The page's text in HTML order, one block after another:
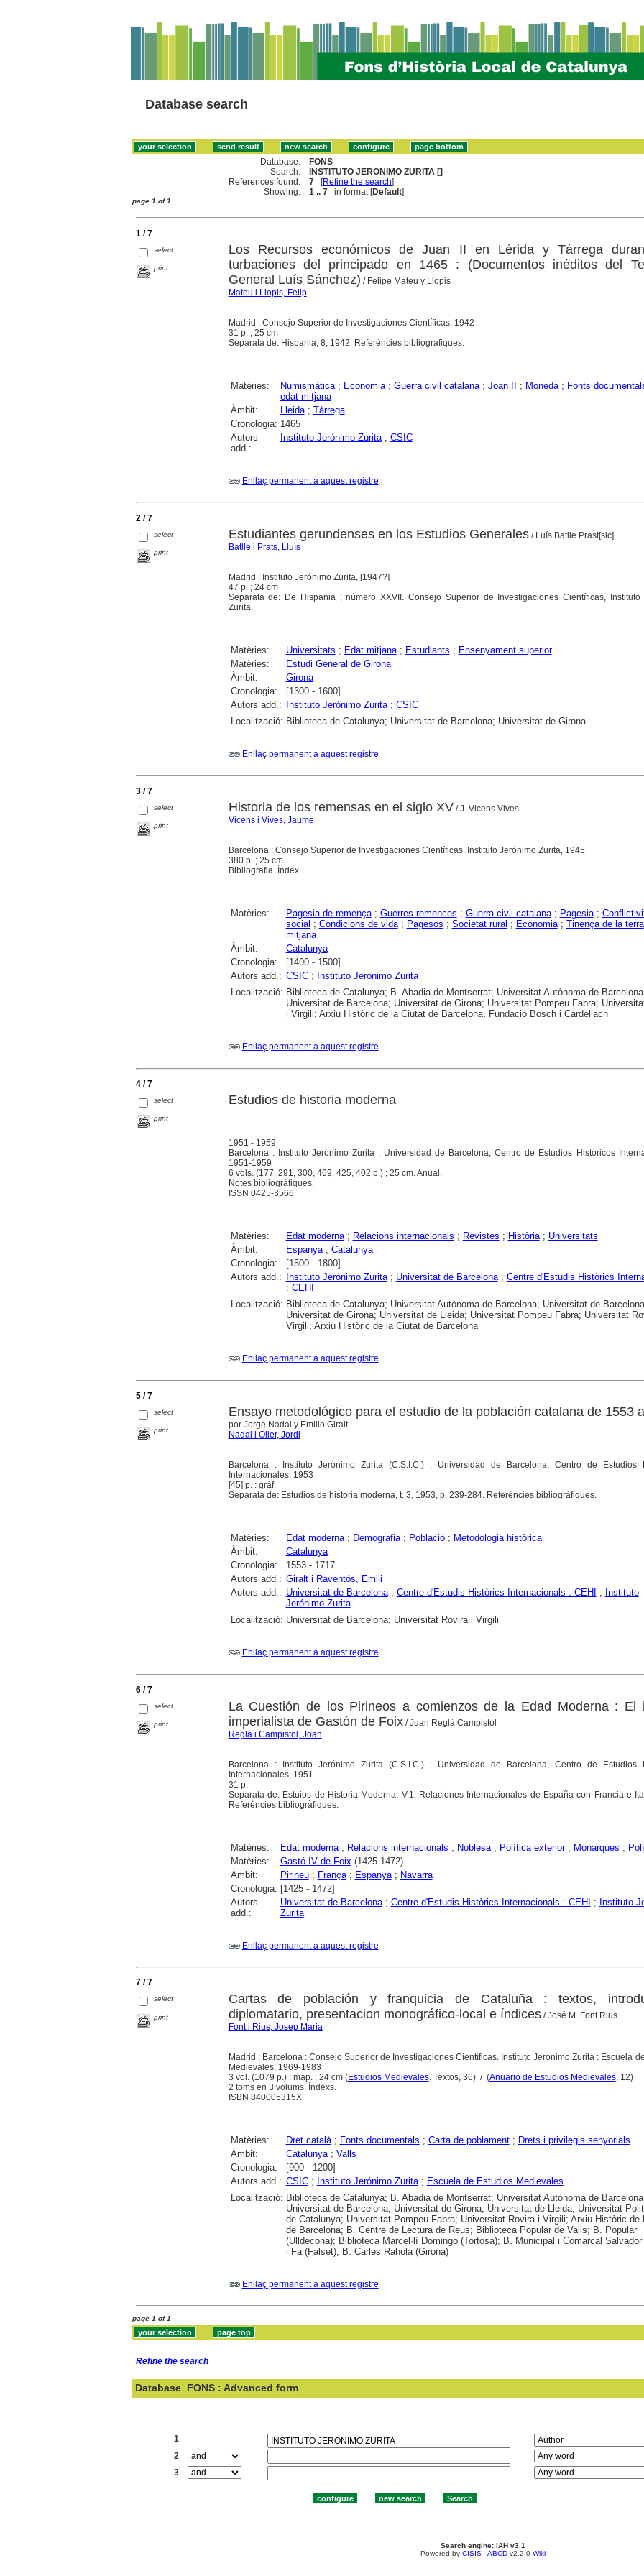
Database search
Database:
FONS
Search:
INSTITUTO JERONIMO ZURITA []
References found:
7 [Refine the search]
Showing:
1 .. 7 in format [Default]
page 1 of 1
1 / 7
select
print
Los Recursos económicos de Juan II en Lérida y Tárrega
turbaciones del principado en 1465 : (Documentos inéditos del
General Luís Sánchez) / Felipe Mateu y Llopis
Mateu i Llopis, Felip
Madrid : Consejo Superior de Investigaciones Científicas, 1942
31 p. ; 25 cm
Separata de: Hispania, 8, 1942. Referències bibliogràfiques.
Matèries: Numismàtica; Economia; Guerra civil catalana; Joan II ; Moneda; Fonts
edat mitjana
Àmbit:
Lleida; Tàrrega
Cronologia: 1465
Autors
add.:
Instituto Jerónimo Zurita; CSIC
Enllaç permanent a aquest registre
2 / 7
select
print
Estudiantes gerundenses en los Estudios Generales/ Luís Batlle Prast[sic]
Batlle i Prats, Lluís
Madrid : Instituto Jerónimo Zurita, [1947?]
47 p. ; 24 cm
Separata de: De Hispania ; número XXVII. Consejo Superior de Investigaciones Científicas, Instituto
Zurita.
Matèries: Universitats ; Edat mitjana; Estudiants ; Ensenyament superior
Matèries:
Estudi General de Girona
Àmbit:
Girona
Cronologia:
[1300 - 1600]
Autors add.:
Instituto Jerónimo Zurita; CSIC
Localització: Biblioteca de Catalunya; Universitat de Barcelona; Universitat de Girona
Enllaç permanent a aquest registre
3 / 7
select
print
Historia de los remensas en el siglo XV / J. Vicens Vives
Vicens i Vives, Jaume
Barcelona : Consejo Superior de Investigaciones Científicas. Instituto Jerónimo Zurita, 1945
380 p. ; 25 cm
Bibliografia. Índex.
Matèries: Pagesia de remença; Guerres remences ; Guerra civil catalana; Pagesia;
social ; Condicions de vida; Pagesos ; Societat rural ; Economia; Tinença de la terra
mitjana
Àmbit:
Catalunya
Cronologia:
[1400 - 1500]
Autors add.: CSIC; Instituto Jerónimo Zurita
Localització: Biblioteca de Catalunya; B. Abadia de Montserrat; Universitat Autònoma de
Universitat de Barcelona; Universitat de Girona; Universitat Pompeu Fabra;
i Virgili; Arxiu Històric de la Ciutat de Barcelona; Fundació Bosch i Cardellach
Enllaç permanent a aquest registre
4 / 7
select
print
Estudios de historia moderna
1951 - 1959
Barcelona : Instituto Jerónimo Zurita : Universidad de Barcelona, Centro de Estudios Históricos
1951-1959
6 vols. (177, 291, 300, 469, 425, 402 p.) ; 25 cm. Anual.
Notes bibliogràfiques.
ISSN 0425-3566
Matèries: Edat moderna; Relacions internacionals ; Revistes ; Història; Universitats
Àmbit:
Espanya; Catalunya
Cronologia:
[1500 - 1800]
Autors add.:
Instituto Jerónimo Zurita; Universitat de Barcelona; Centre d'Estudis Històrics
: CEHI
Localització: Biblioteca de Catalunya; Universitat Autònoma de Barcelona; Universitat de
Universitat de Girona; Universitat de Lleida; Universitat Pompeu Fabra; Universitat
Virgili; Arxiu Històric de la Ciutat de Barcelona
Enllaç permanent a aquest registre
5 / 7
select
print
Ensayo metodológico para el estudio de la población catalana de 1553
por Jorge Nadal y Emilio Giralt
Nadal i Oller, Jordi
Barcelona : Instituto Jerónimo Zurita (C.S.I.C.) : Universidad de Barcelona, Centro de Estudios
Internacionales, 1953
[45] p. : gràf.
Separata de: Estudios de historia moderna, t. 3, 1953, p. 239-284. Referències bibliogràfiques.
Matèries: Edat moderna; Demografia; Població; Metodologia històrica
Àmbit:
Catalunya
Cronologia:
1553 - 1717
Autors add.: Giralt i Raventós, Emili
Autors add.: Universitat de Barcelona; Centre d'Estudis Històrics Internacionals : CEHI ; Instituto
Jerónimo Zurita
Localització: Universitat de Barcelona; Universitat Rovira i Virgili
Enllaç permanent a aquest registre
6 / 7
select
print
La Cuestión de los Pirineos a comienzos de la Edad Moderna : El
imperialista de Gastón de Foix/ Juan Reglà Campistol
Reglà i Campistol, Joan
Barcelona : Instituto Jerónimo Zurita (C.S.I.C.) : Universidad de Barcelona, Centro de Estudios
Internacionales, 1951
31 p.
Separata de: Estuios de Historia Moderna; V.1: Relaciones Internacionales de España con Francia e
Referències bibliogràfiques.
Matèries: Edat moderna; Relacions internacionals ; Noblesa; Política exterior; Monarques ;
Matèries:
Gastó IV de Foix (1425-1472)
Àmbit:
Pirineu; França; Espanya; Navarra
Cronologia: [1425 - 1472]
Autors
add.:
Universitat de Barcelona; Centre d'Estudis Històrics Internacionals : CEHI ; Instituto
Zurita
Enllaç permanent a aquest registre
7 / 7
select
print
Cartas de población y franquicia de Cataluña : textos,
diplomatario, presentacion monográfico-local e índices/ José M. Font Rius
Font i Rius, Josep Maria
Madrid ; Barcelona : Consejo Superior de Investigaciones Científicas. Instituto Jerónimo Zurita : Escuela
Medievales, 1969-1983
3 vol. (1079 p.) : map. ; 24 cm (Estudios Medievales. Textos, 36) / (Anuario de Estudios Medievales, 12)
2 toms en 3 volums. Índexs.
ISBN 840005315X
Matèries: Dret català; Fonts documentals ; Carta de poblament; Drets i privilegis senyorials
Àmbit:
Catalunya; Valls
Cronologia:
[900 - 1200]
Autors add.: CSIC; Instituto Jerónimo Zurita; Escuela de Estudios Medievales
Localització: Biblioteca de Catalunya; B. Abadia de Montserrat; Universitat Autònoma de
Universitat de Barcelona; Universitat de Girona; Universitat de Lleida; Universitat
de Catalunya; Universitat Pompeu Fabra; Universitat Rovira i Virgili; Arxiu Històric de
de Barcelona; B. Centre de Lectura de Reus; Biblioteca Popular de Valls; B. Popular
(Ulldecona); Biblioteca Marcel·lí Domingo (Tortosa); B. Municipal i Comarcal
i Fa (Falset); B. Carles Rahola (Girona)
Enllaç permanent a aquest registre
page 1 of 1
Refine the search
Database FONS : Advanced form
1
2
3
Search engine: IAH v3.1
Powered by CISIS-ABCDv2.2.0 Wiki